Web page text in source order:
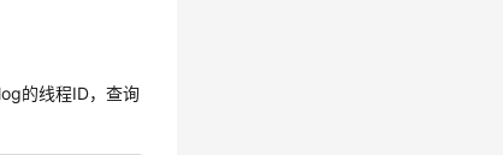
的线程ID，查询